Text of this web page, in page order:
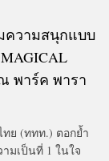
ความสนุกแบบ
ณ พาร์ค พารา
ทย (ททท.) ตอกย้ำ
มเป็นที่ 1 ในใจ